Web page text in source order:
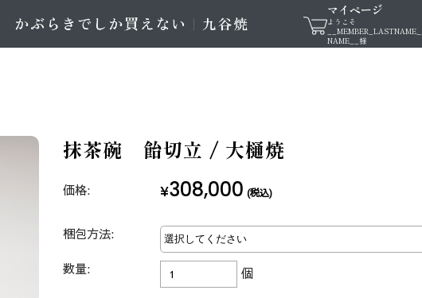
マイページ
ようこそ
__MEMBER_LASTNAME__
NAME__ 様
抹茶碗 飴切立 / 大樋焼
価格: ¥308,000 (税込)
梱包方法:
数量: 個